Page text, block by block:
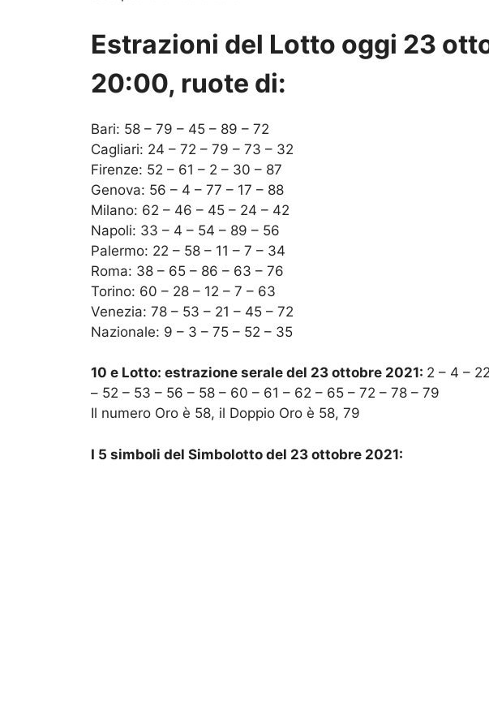
Estrazioni del Lotto oggi 23
20:00, ruote di:
Bari: 58 – 79 – 45 – 89 – 72
Cagliari: 24 – 72 – 79 – 73 – 32
Firenze: 52 – 61 – 2 – 30 – 87
Genova: 56 – 4 – 77 – 17 – 88
Milano: 62 – 46 – 45 – 24 – 42
Napoli: 33 – 4 – 54 – 89 – 56
Palermo: 22 – 58 – 11 – 7 – 34
Roma: 38 – 65 – 86 – 63 – 76
Torino: 60 – 28 – 12 – 7 – 63
Venezia: 78 – 53 – 21 – 45 – 72
Nazionale: 9 – 3 – 75 – 52 – 35
10 e Lotto: estrazione serale del 23 ottobre 2021: 2 – 4 –
– 52 – 53 – 56 – 58 – 60 – 61 – 62 – 65 – 72 – 78 – 79
Il numero Oro è 58, il Doppio Oro è 58, 79
I 5 simboli del Simbolotto del 23 ottobre 2021: